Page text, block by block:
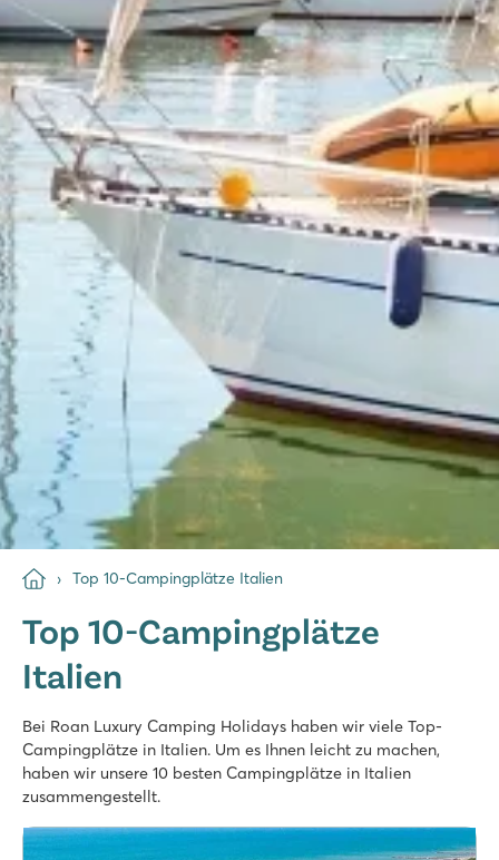
Top 10-Campingplätze Italien
Top 10-Campingplätze
Italien
Bei Roan Luxury Camping Holidays haben wir viele Top-
Campingplätze in Italien. Um es Ihnen leicht zu machen,
haben wir unsere 10 besten Campingplätze in Italien
zusammengestellt.